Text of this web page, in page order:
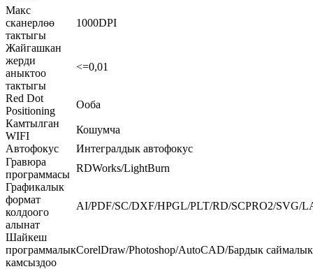
Макс
сканерлөө
тактыгы
1000DPI
Жайгашкан
жерди
аныктоо
тактыгы
<=0,01
Red Dot
Positioning
Ооба
Камтылган
WIFI
Кошумча
Автофокус
Интегралдык автофокус
Гравюра
программасы
RDWorks/LightBurn
Графикалык
формат
колдоого
алынат
AI/PDF/SC/DXF/HPGL/PLT/RD/SCPRO2/SVG/
Шайкеш
программалык
камсыздоо
CorelDraw/Photoshop/AutoCAD/Бардык